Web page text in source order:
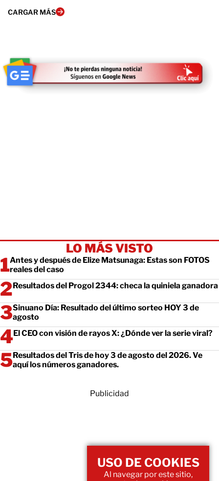
CARGAR MÁS
LO MÁS VISTO
Antes y después de Elize Matsunaga: Estas son FOTOS
reales del caso
Resultados del Progol 2344: checa la quiniela ganadora
Sinuano Día: Resultado del último sorteo HOY 3 de
agosto
El CEO con visión de rayos X: ¿Dónde ver la serie viral?
Resultados del Tris de hoy 3 de agosto del 2026. Ve
aquí los números ganadores.
Publicidad
USO DE COOKIES
Al navegar por este sitio,